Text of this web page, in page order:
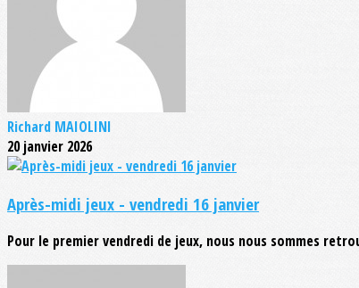
Richard MAIOLINI
20 janvier 2026
Après-midi jeux - vendredi 16 janvier
Pour le premier vendredi de jeux, nous nous sommes